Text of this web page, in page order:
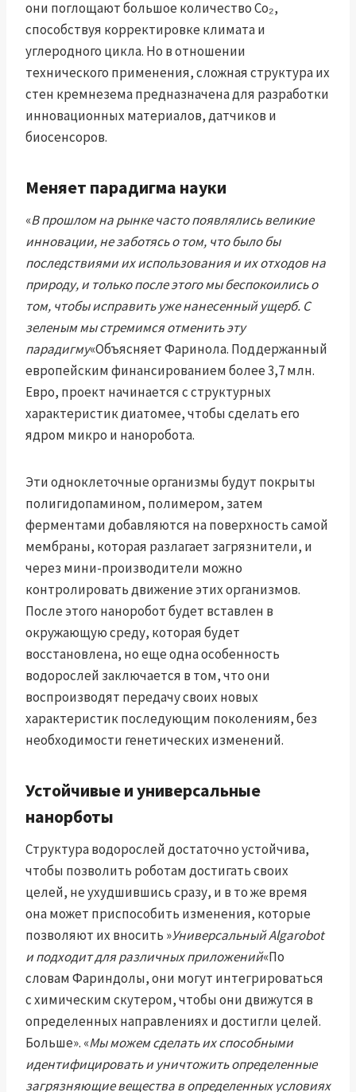
они поглощают большое количество Co₂,
способствуя корректировке климата и
углеродного цикла. Но в отношении
технического применения, сложная структура их
стен кремнезема предназначена для разработки
инновационных материалов, датчиков и
биосенсоров.
Меняет парадигма науки
«В прошлом на рынке часто появлялись великие
инновации, не заботясь о том, что было бы
последствиями их использования и их отходов на
природу, и только после этого мы беспокоились о
том, чтобы исправить уже нанесенный ущерб. С
зеленым мы стремимся отменить эту
парадигму«Объясняет Фаринола. Поддержанный
европейским финансированием более 3,7 млн.
Евро, проект начинается с структурных
характеристик диатомее, чтобы сделать его
ядром микро и наноробота.
Эти одноклеточные организмы будут покрыты
полигидопамином, полимером, затем
ферментами добавляются на поверхность самой
мембраны, которая разлагает загрязнители, и
через мини-производители можно
контролировать движение этих организмов.
После этого наноробот будет вставлен в
окружающую среду, которая будет
восстановлена, но еще одна особенность
водорослей заключается в том, что они
воспроизводят передачу своих новых
характеристик последующим поколениям, без
необходимости генетических изменений.
Устойчивые и универсальные
нанорботы
Структура водорослей достаточно устойчива,
чтобы позволить роботам достигать своих
целей, не ухудшившись сразу, и в то же время
она может приспособить изменения, которые
позволяют их вносить »Универсальный Algarobot
и подходит для различных приложений«По
словам Фариндолы, они могут интегрироваться
с химическим скутером, чтобы они движутся в
определенных направлениях и достигли целей.
Больше». «Мы можем сделать их способными
идентифицировать и уничтожить определенные
загрязняющие вещества в определенных условиях